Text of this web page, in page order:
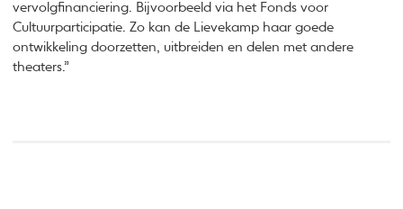
vervolgfinanciering. Bijvoorbeeld via het Fonds voor
Cultuurparticipatie. Zo kan de Lievekamp haar goede
ontwikkeling doorzetten, uitbreiden en delen met andere
theaters.”